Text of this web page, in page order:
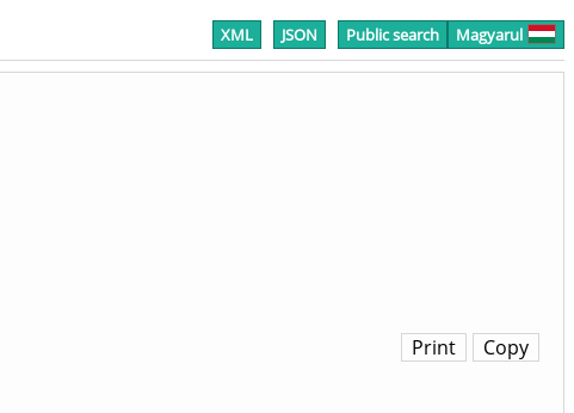
XML JSON Public search Magyarul
Copy
Print